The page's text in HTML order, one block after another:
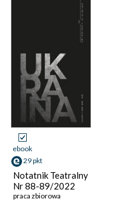
ebook
29 pkt
Notatnik Teatralny
Nr 88-89/2022
praca zbiorowa